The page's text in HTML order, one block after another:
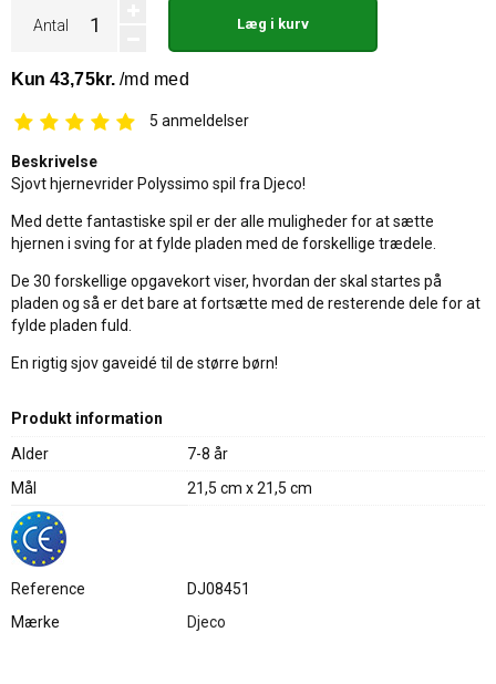
Antal Læg i kurv
5 anmeldelser
Beskrivelse
Sjovt hjernevrider Polyssimo spil fra Djeco!
Med dette fantastiske spil er der alle muligheder for at sætte
hjernen i sving for at fylde pladen med de forskellige trædele.
De 30 forskellige opgavekort viser, hvordan der skal startes på
pladen og så er det bare at fortsætte med de resterende dele for at
fylde pladen fuld.
En rigtig sjov gaveidé til de større børn!
Produkt information
Alder
7-8 år
Mål
21,5 cm x 21,5 cm
Reference
DJ08451
Mærke
Djeco